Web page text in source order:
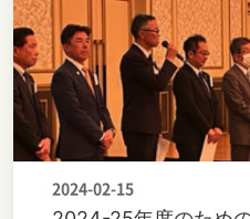
2024-02-15